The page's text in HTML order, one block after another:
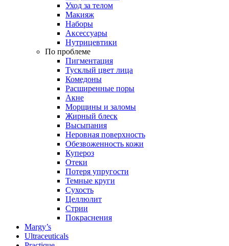
Уход за телом
Макияж
Наборы
Аксессуары
Нутрицевтики
По проблеме
Пигментация
Тусклый цвет лица
Комедоны
Расширенные поры
Акне
Морщины и заломы
Жирный блеск
Высыпания
Неровная поверхность
Обезвоженность кожи
Купероз
Отеки
Потеря упругости
Темные круги
Сухость
Целлюлит
Стрии
Покраснения
Margy’s
Ultraceuticals